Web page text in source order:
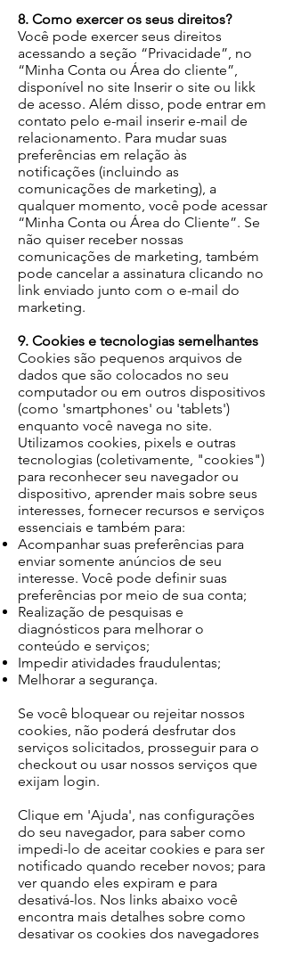
8. Como exercer os seus direitos?
Você pode exercer seus direitos
acessando a seção “Privacidade”, no
“Minha Conta ou Área do cliente”,
disponível no site Inserir o site ou likk
de acesso. Além disso, pode entrar em
contato pelo e-mail inserir e-mail de
relacionamento. Para mudar suas
preferências em relação às
notificações (incluindo as
comunicações de marketing), a
qualquer momento, você pode acessar
“Minha Conta ou Área do Cliente”. Se
não quiser receber nossas
comunicações de marketing, também
pode cancelar a assinatura clicando no
link enviado junto com o e-mail do
marketing.
9. Cookies e tecnologias semelhantes
Cookies são pequenos arquivos de
dados que são colocados no seu
computador ou em outros dispositivos
(como 'smartphones' ou 'tablets')
enquanto você navega no site.
Utilizamos cookies, pixels e outras
tecnologias (coletivamente, "cookies")
para reconhecer seu navegador ou
dispositivo, aprender mais sobre seus
interesses, fornecer recursos e serviços
essenciais e também para:
Acompanhar suas preferências para
enviar somente anúncios de seu
interesse. Você pode definir suas
preferências por meio de sua conta;
Realização de pesquisas e
diagnósticos para melhorar o
conteúdo e serviços;
Impedir atividades fraudulentas;
Melhorar a segurança.
Se você bloquear ou rejeitar nossos
cookies, não poderá desfrutar dos
serviços solicitados, prosseguir para o
checkout ou usar nossos serviços que
exijam login.
Clique em 'Ajuda', nas configurações
do seu navegador, para saber como
impedi-lo de aceitar cookies e para ser
notificado quando receber novos; para
ver quando eles expiram e para
desativá-los. Nos links abaixo você
encontra mais detalhes sobre como
desativar os cookies dos navegadores